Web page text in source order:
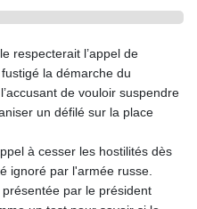
respecterait l’appel de
la démarche du
de vouloir suspendre
un défilé sur la place
à cesser les hostilités dès
ignoré par l'armée russe.
par le président